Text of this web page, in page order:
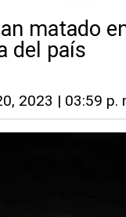
matado
del país
2023 | 03:59 p.